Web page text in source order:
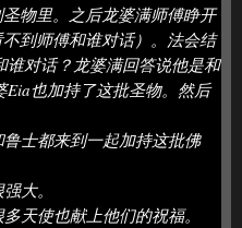
物里。之后龙婆满师傅睁开
到师傅和谁对话）。法会结
对话？龙婆满回答说他是和
Eia也加持了这批圣物。然后
士都来到一起加持这批佛
大。
天使也献上他们的祝福。